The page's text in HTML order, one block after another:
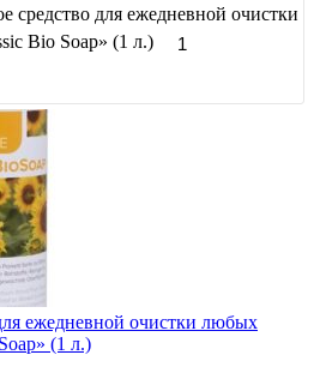
средство для ежедневной очистки
Bio Soap» (1 л.)
ежедневной очистки любых
(1 л.)